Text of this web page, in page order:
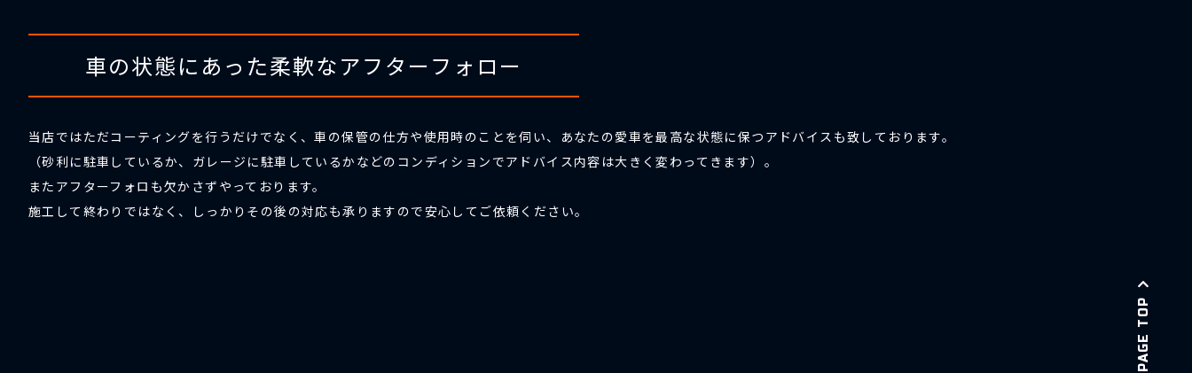
車の状態にあった柔軟なアフターフォロー
当店ではただコーティングを行うだけでなく、車の保管の仕方や使用時のことを伺い、あなたの愛車を最高な状態に保つアドバイスも致しております。
（砂利に駐車しているか、ガレージに駐車しているかなどのコンディションでアドバイス内容は大きく変わってきます）。
またアフターフォロも欠かさずやっております。
施工して終わりではなく、しっかりその後の対応も承りますので安心してご依頼ください。
PAGE TOP